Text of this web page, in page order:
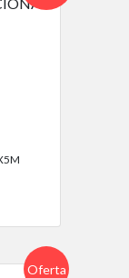
Oferta